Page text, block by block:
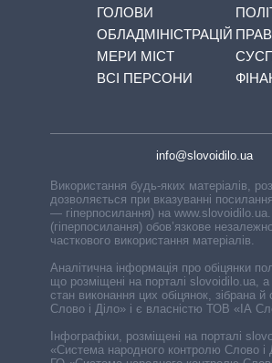
ГОЛОВИ
ОБЛАДМІНІСТРАЦІЙ
МЕРИ МІСТ
ВСІ ПЕРСОНИ
info@slovoidilo.ua
Використання будь-яких матеріалів,
дозволяється при вказуванні
— гіперпосилання) на
(гіперпосилання) обов’язкове
часткового використання матеріалів.
Аналітична інформація про обіцянки
що розміщені на порталі slovoidilo.ua, а
стан виконання цих обіцянок, зібрана й
Слово і Діло» і є власністю ТОВ «ІА
Інфографіки, розміщені на порталі
«Система народного контролю Слово і